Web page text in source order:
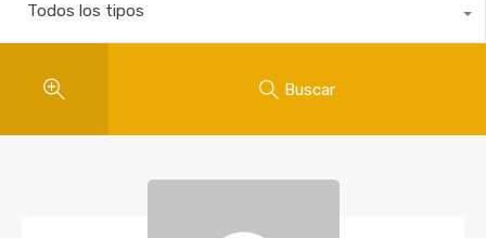
Todos los tipos
Buscar